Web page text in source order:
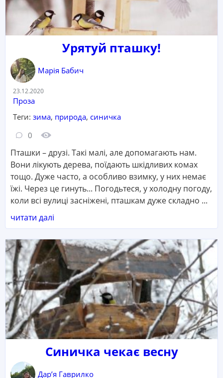
Урятуй пташку!
Марія Бабич
Дата:
23.12.2020
Категорія:
Проза
Теги: зима, природа, синичка
Кількість коментарів:
0 Кількість переглядів:
Пташки – друзі. Такі малі, але допомагають нам.
Вони лікують дерева, поїдають шкідливих комах
тощо. Дуже часто, а особливо взимку, у них немає
їжі. Через це гинуть... Погодьтеся, у холодну погоду,
коли всі вулиці засніжені, пташкам дуже складно ...
читати далі
Синичка чекає весну
Дар’я Гаврилко